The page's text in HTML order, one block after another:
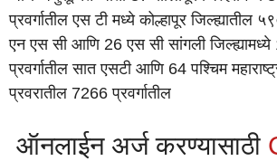
प्रवर्गातील एस टी मध्ये कोल्हापूर जिल्ह्यातील
एन एस सी आणि 26 एस सी सांगली
प्रवर्गातील सात एसटी आणि 64 पश्चिम
प्रवरातील 7266 प्रवर्गातील
ऑनलाईन अर्ज करण्यासाठी